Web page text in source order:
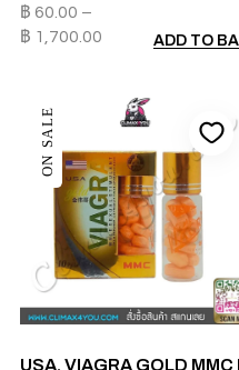
฿ 60.00 –
฿ 1,700.00 ADD TO
ON SALE
USA. VIAGRA GOLD MMC I